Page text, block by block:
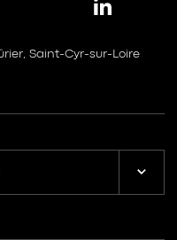
Saint-Cyr-sur-Loire